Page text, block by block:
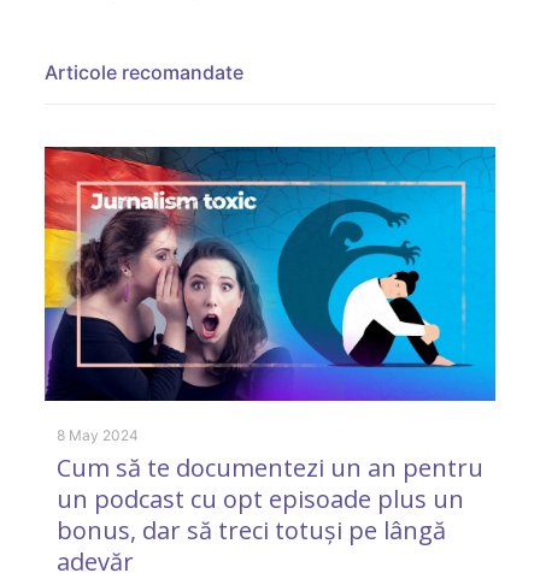
Articole recomandate
8 May 2024
Cum să te documentezi un an pentru
un podcast cu opt episoade plus un
bonus, dar să treci totuși pe lângă
adevăr